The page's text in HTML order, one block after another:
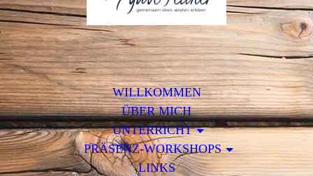
WILLKOMMEN
ÜBER MICH
UNTERRICHT
PRÄSENZ-WORKSHOPS
LINKS